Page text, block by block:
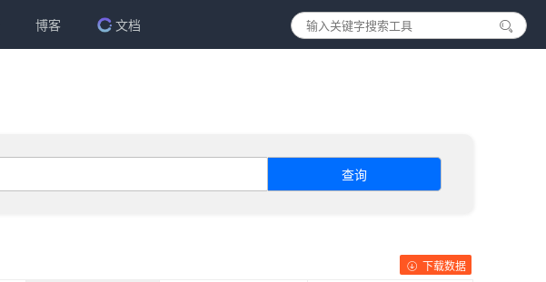
博客 文档
查询
下载数据